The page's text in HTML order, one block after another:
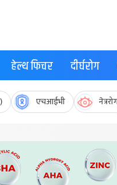
हेल्थ फिचर दीर्घरोग
एचआईभी